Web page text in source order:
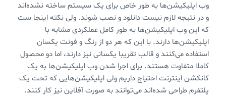
وب اپلیکیشن‌ها به طور خاص برای یک سیستم ساخته نشده‌اند
و در نتیجه لازم نیست دانلود و نصب شوند. ولی نکته اینجا ست
که این وب اپلیکیشن‌ها به طور کامل عملکردی مشابه با
اپلیکیشن‌ها دارند. با این که هر دو از رنگ و فونت یکسان
استفاده می‌کنند و قالب تقریبا یکسانی نیز دارند، اما دو محصول
کاملا متفاوت هستند. برای اجرا شدن وب اپلیکیشن‌ها به یک
کانکشن اینترنت احتیاج داریم ولی اپلیکیشن‌هایی که تحت یک
پلتفرم طراحی شده‌اند می‌توانند به صورت آفلاین نیز کار کنند.